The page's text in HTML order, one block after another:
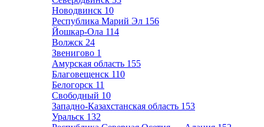
Новодвинск 10
Республика Марий Эл 156
Йошкар-Ола 114
Волжск 24
Звенигово 1
Амурская область 155
Благовещенск 110
Белогорск 11
Свободный 10
Западно-Казахстанская область 153
Уральск 132